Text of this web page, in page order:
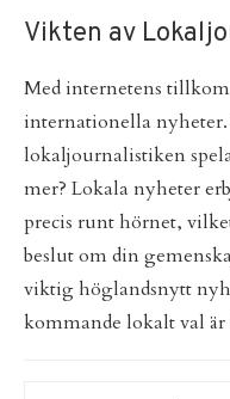
Vikten av
Med internetens
internationella nyheter.
lokaljournalistiken
mer? Lokala nyheter
precis runt hörnet,
beslut om din
viktig höglandsnytt
kommande lokalt val